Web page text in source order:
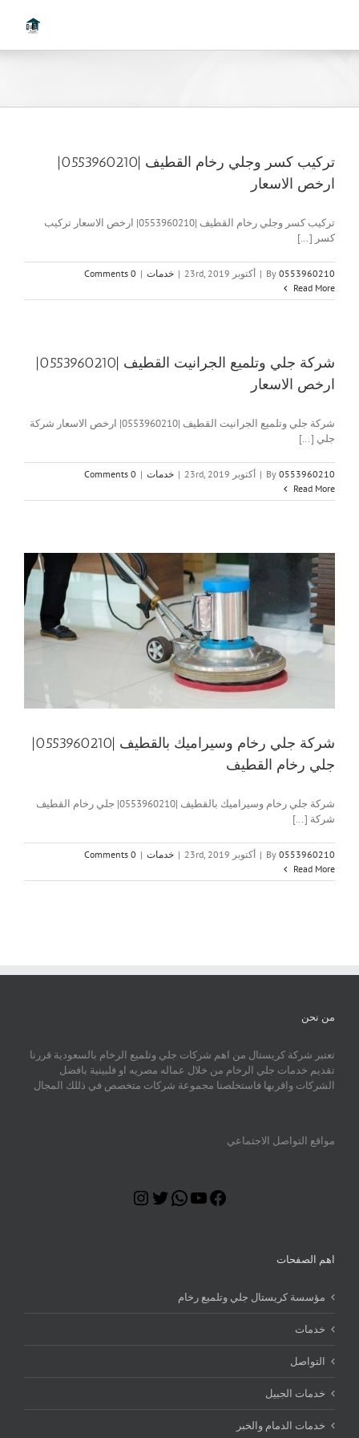
تركيب كسر وجلي رخام القطيف |0553960210|
ارخص الاسعار
تركيب كسر وجلي رخام القطيف |0553960210| ارخص الاسعار تركيب
كسر [...]
By 0553960210
| أكتوبر 23rd, 2019 | خدمات |
0 Comments
Read More
شركة جلي وتلميع الجرانيت القطيف |0553960210|
ارخص الاسعار
شركة جلي وتلميع الجرانيت القطيف |0553960210| ارخص الاسعار شركة
جلي [...]
By 0553960210
| أكتوبر 23rd, 2019 | خدمات |
0 Comments
Read More
شركة جلي رخام وسيراميك بالقطيف |0553960210|
جلي رخام القطيف
شركة جلي رخام وسيراميك بالقطيف |0553960210| جلي رخام القطيف
شركة [...]
By 0553960210
| أكتوبر 23rd, 2019 | خدمات |
0 Comments
Read More
من نحن
تعتبر شركة كريستال من اهم شركات جلي وتلميع الرخام بالسعودية قررنا
تقديم خدمات جلي الرخام من خلال عماله مصريه او فلبينية بافضل
الشركات واقربها فاستخلصنا مجموعة شركات متخصص في ذللك المجال
مواقع التواصل الاجتماعي
Facebook
YouTube
WhatsApp
Twitter
اهم الصفحات
مؤسسة كريستال جلي وتلميع رخام
خدمات
التواصل
خدمات الجبيل
خدمات الدمام والخبر